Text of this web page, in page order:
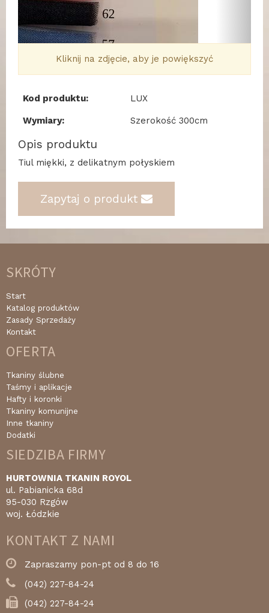
Kliknij na zdjęcie, aby je powiększyć
Kod produktu: LUX
Wymiary: Szerokość 300cm
Opis produktu
Tiul miękki, z delikatnym połyskiem
Zapytaj o produkt
SKRÓTY
Start
Katalog produktów
Zasady Sprzedaży
Kontakt
OFERTA
Tkaniny ślubne
Taśmy i aplikacje
Hafty i koronki
Tkaniny komunijne
Inne tkaniny
Dodatki
SIEDZIBA FIRMY
HURTOWNIA TKANIN ROYOL
ul. Pabianicka 68d
95-030 Rzgów
woj. Łódzkie
KONTAKT Z NAMI
Zapraszamy pon-pt od 8 do 16
(042) 227-84-24
(042) 227-84-24